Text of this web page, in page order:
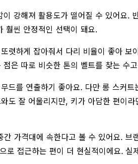
강해져 활용도가 떨어질 수 있어요.
훨씬 안정적인 선택이 돼요.
렷하게 잡아줘서 다리 비율이 좋아
은 따로 비슷한 톤의 벨트를 찾는 수
를 연출하기 좋아요. 다만 롱 스커
잘 어울리지만, 키가 아담한 편이
가격대에 속한다고 볼 수 있어요. 브
로 접근하는 편이 더 현실적이에요.